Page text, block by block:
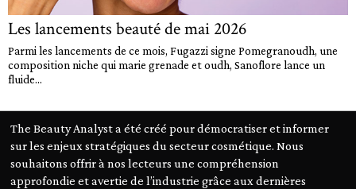
Les lancements beauté de mai 2026
Parmi les lancements de ce mois, Fugazzi signe Pomegranoudh, une
composition niche qui marie grenade et oudh, Sanoflore lance un
fluide...
The Beauty Analyst a été créé pour démocratiser et informer
sur les enjeux stratégiques du secteur cosmétique. Nous
souhaitons offrir à nos lecteurs une compréhension
approfondie et avertie de l’industrie grâce aux dernières